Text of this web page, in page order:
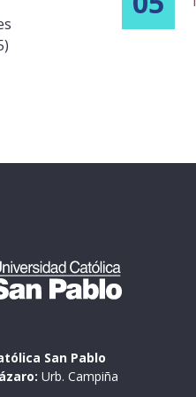
San Pablo
Urb. Campiña